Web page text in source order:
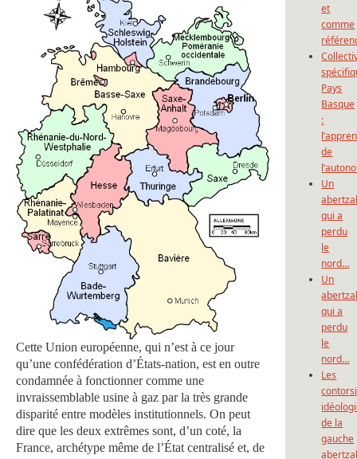
Cette Union européenne, qui n’est à ce jour
qu’une confédération d’États-nation, est en outre
condamnée à fonctionner comme une
invraissemblable usine à gaz par la très grande
disparité entre modèles institutionnels. On peut
dire que les deux extrêmes sont, d’un coté, la
France, archétype même de l’État centralisé et, de
et
comme
Pays
Basque
:
de
Un
qui a
perdu
le
nord…
Un
qui a
perdu
le
nord…
Les
de la
gauche